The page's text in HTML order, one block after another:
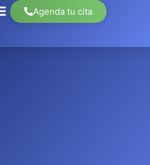
Agenda tu cita